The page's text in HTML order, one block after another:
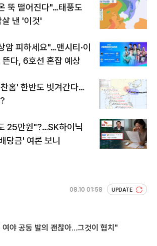
뚝 떨어진다"…태풍도
낸 '이것'
암 피하세요"…맨시티·이
뜬다, 6호선 혼잡 예상
홈' 한반도 빗겨간다…
25만원"?…SK하이닉
당금' 여론 보니
08.10 01:58 UPDATE
야 공동 발의 괜찮아…그것이 협치"